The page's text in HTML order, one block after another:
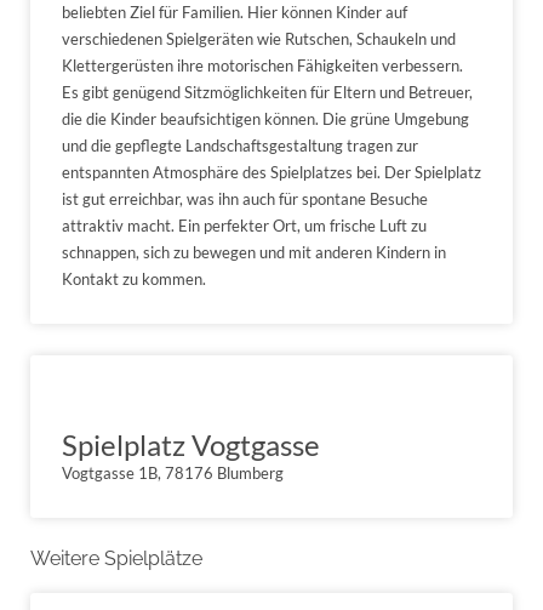
beliebten Ziel für Familien. Hier können Kinder auf
verschiedenen Spielgeräten wie Rutschen, Schaukeln und
Klettergerüsten ihre motorischen Fähigkeiten verbessern.
Es gibt genügend Sitzmöglichkeiten für Eltern und Betreuer,
die die Kinder beaufsichtigen können. Die grüne Umgebung
und die gepflegte Landschaftsgestaltung tragen zur
entspannten Atmosphäre des Spielplatzes bei. Der Spielplatz
ist gut erreichbar, was ihn auch für spontane Besuche
attraktiv macht. Ein perfekter Ort, um frische Luft zu
schnappen, sich zu bewegen und mit anderen Kindern in
Kontakt zu kommen.
Spielplatz Vogtgasse
Vogtgasse 1B, 78176 Blumberg
Weitere Spielplätze